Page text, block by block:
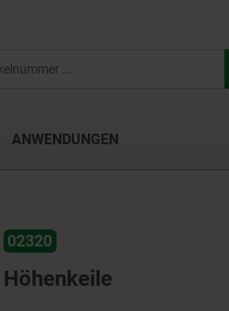
ANWENDUNGEN
02320
Höhenkeile